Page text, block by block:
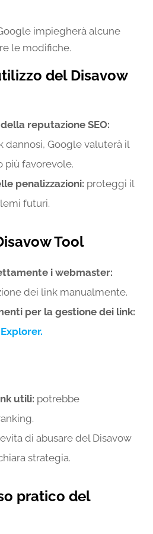
impiegherà alcune
le modifiche.
del Disavow
reputazione SEO:
dannosi, Google valuterà il
più favorevole.
penalizzazioni: proteggi il
futuri.
Tool
i webmaster:
dei link manualmente.
per la gestione dei link:
utili: potrebbe
evita di abusare del Disavow
strategia.
pratico del